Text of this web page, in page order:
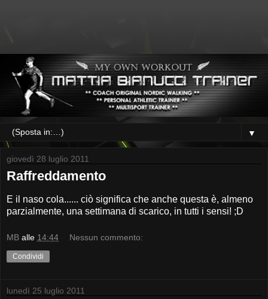
▼
giovedì 28 luglio 2011
Raffreddamento
E il naso cola...... ciò significa che anche questa è, almeno
parzialmente, una settimana di scarico, in tutti i sensi! ;D
MB alle 14:44 Nessun commento:
Condividi
lunedì 25 luglio 2011